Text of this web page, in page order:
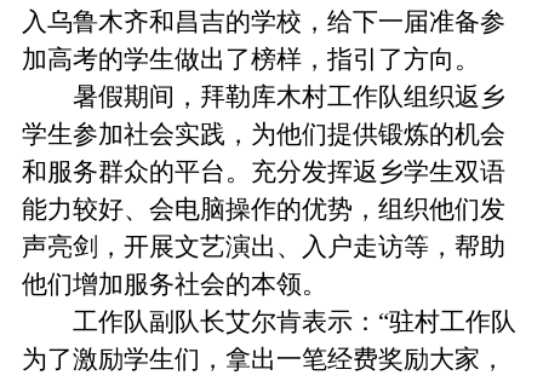
入乌鲁木齐和昌吉的学校，给下一届准备参
加高考的学生做出了榜样，指引了方向。
暑假期间，拜勒库木村工作队组织返乡
学生参加社会实践，为他们提供锻炼的机会
和服务群众的平台。充分发挥返乡学生双语
能力较好、会电脑操作的优势，组织他们发
声亮剑，开展文艺演出、入户走访等，帮助
他们增加服务社会的本领。
工作队副队长艾尔肯表示：“驻村工作队
为了激励学生们，拿出一笔经费奖励大家，